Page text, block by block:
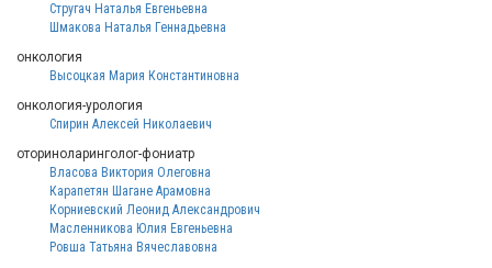
Стругач Наталья Евгеньевна
Шмакова Наталья Геннадьевна
онкология
Высоцкая Мария Константиновна
онкология-урология
Спирин Алексей Николаевич
оториноларинголог-фониатр
Власова Виктория Олеговна
Карапетян Шагане Арамовна
Корниевский Леонид Александрович
Масленникова Юлия Евгеньевна
Ровша Татьяна Вячеславовна